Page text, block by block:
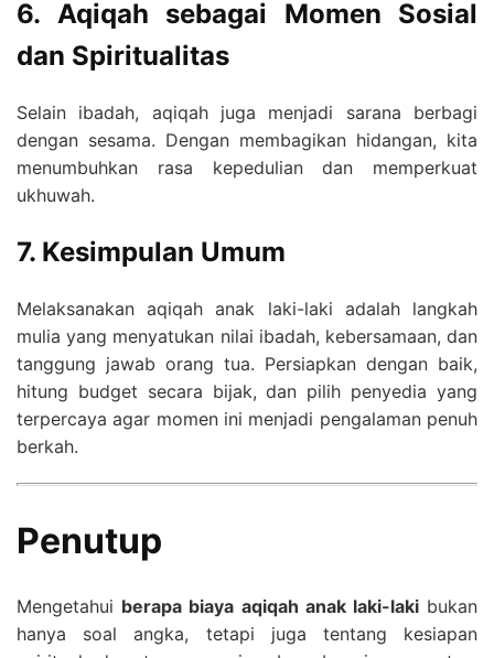
6. Aqiqah sebagai Momen Sosial
dan Spiritualitas
Selain ibadah, aqiqah juga menjadi sarana berbagi
dengan sesama. Dengan membagikan hidangan, kita
menumbuhkan rasa kepedulian dan memperkuat
ukhuwah.
7. Kesimpulan Umum
Melaksanakan aqiqah anak laki-laki adalah langkah
mulia yang menyatukan nilai ibadah, kebersamaan, dan
tanggung jawab orang tua. Persiapkan dengan baik,
hitung budget secara bijak, dan pilih penyedia yang
terpercaya agar momen ini menjadi pengalaman penuh
berkah.
Penutup
Mengetahui berapa biaya aqiqah anak laki-lakibukan
hanya soal angka, tetapi juga tentang kesiapan